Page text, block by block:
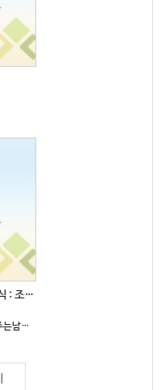
나의 완벽한 장례식 : 조현선 장편소설
북로망스 : 책읽어주는남자, 2026